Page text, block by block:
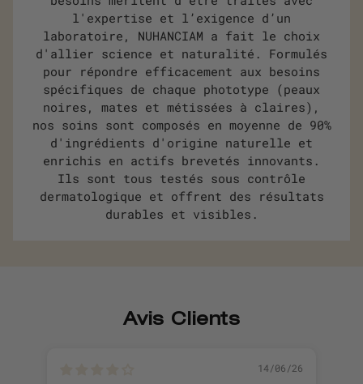
l'expertise et l’exigence d’un
laboratoire, NUHANCIAM a fait le choix
d'allier science et naturalité. Formulés
pour répondre efficacement aux besoins
spécifiques de chaque phototype (peaux
noires, mates et métissées à claires),
nos soins sont composés en moyenne de 90%
d'ingrédients d'origine naturelle et
enrichis en actifs brevetés innovants.
Ils sont tous testés sous contrôle
dermatologique et offrent des résultats
durables et visibles.
Avis Clients
14/06/26